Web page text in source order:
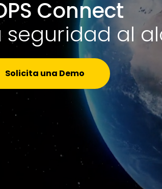
Connect
seguridad al
Solicita una Demo